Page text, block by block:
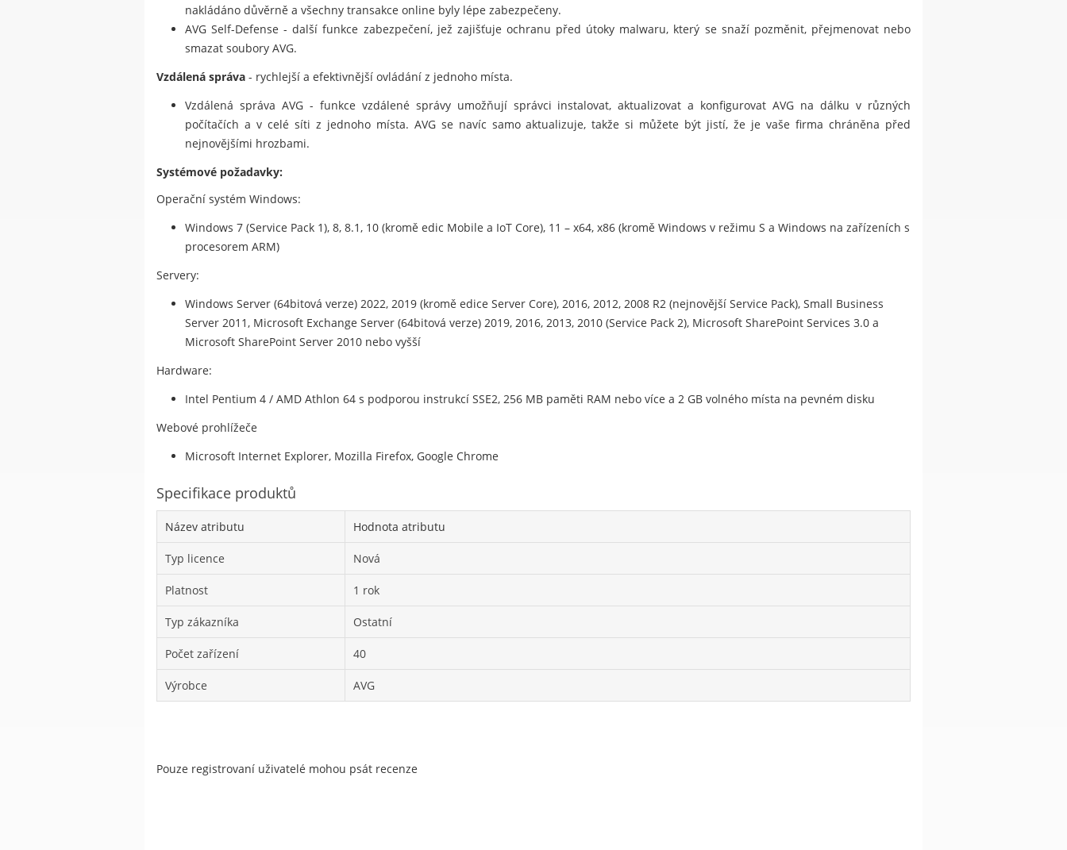
nakládáno důvěrně a všechny transakce online byly lépe zabezpečeny.
AVG Self-Defense - další funkce zabezpečení, jež zajišťuje ochranu před útoky malwaru, který se snaží pozměnit, přejmenovat nebo
smazat soubory AVG.
Vzdálená správa - rychlejší a efektivnější ovládání z jednoho místa.
Vzdálená správa AVG - funkce vzdálené správy umožňují správci instalovat, aktualizovat a konfigurovat AVG na dálku v různých
počítačích a v celé síti z jednoho místa. AVG se navíc samo aktualizuje, takže si můžete být jistí, že je vaše firma chráněna před
nejnovějšími hrozbami.
Systémové požadavky:
Operační systém Windows:
Windows 7 (Service Pack 1), 8, 8.1, 10 (kromě edic Mobile a IoT Core), 11 – x64, x86 (kromě Windows v režimu S a Windows na zařízeních s
procesorem ARM)
Servery:
Windows Server (64bitová verze) 2022, 2019 (kromě edice Server Core), 2016, 2012, 2008 R2 (nejnovější Service Pack), Small Business
Server 2011, Microsoft Exchange Server (64bitová verze) 2019, 2016, 2013, 2010 (Service Pack 2), Microsoft SharePoint Services 3.0 a
Microsoft SharePoint Server 2010 nebo vyšší
Hardware:
Intel Pentium 4 / AMD Athlon 64 s podporou instrukcí SSE2, 256 MB paměti RAM nebo více a 2 GB volného místa na pevném disku
Webové prohlížeče
Microsoft Internet Explorer, Mozilla Firefox, Google Chrome
Specifikace produktů
Název atributu Hodnota atributu
Typ licence Nová
Platnost 1 rok
Typ zákazníka Ostatní
Počet zařízení 40
Výrobce AVG
Pouze registrovaní uživatelé mohou psát recenze